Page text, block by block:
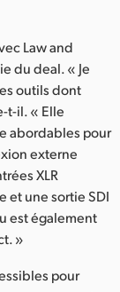
Law and
du deal. « Je
outils dont
t-il. « Elle
abordables pour
externe
XLR
et une sortie SDI
est également
»
pour